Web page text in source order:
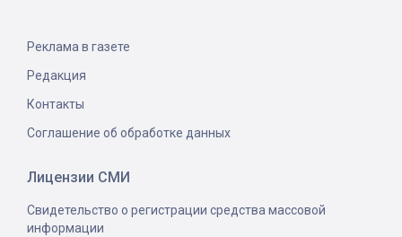
Реклама в газете
Редакция
Контакты
Соглашение об обработке данных
Лицензии СМИ
Свидетельство о регистрации средства массовой
информации